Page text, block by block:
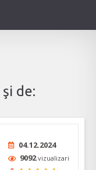
de:
04.12.2024
9092vizualizari